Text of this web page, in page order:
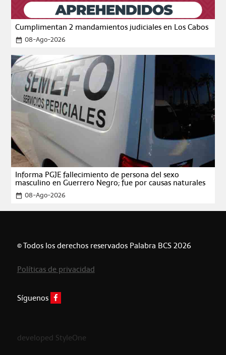
Cumplimentan 2 mandamientos judiciales en Los Cabos
date_range 08-Ago-2026
Informa PGJE fallecimiento de persona del sexo
masculino en Guerrero Negro; fue por causas naturales
date_range 08-Ago-2026
© Todos los derechos reservados Palabra BCS 2026
Políticas de privacidad
Síguenos
developed StyleOne